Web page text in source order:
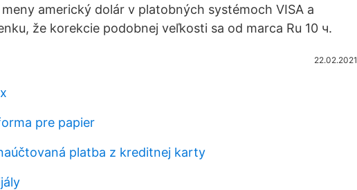
americký dolár v platobných systémoch VISA a
že korekcie podobnej veľkosti sa od marca Ru 10 ч.
22.02.2021
pre papier
platba z kreditnej karty